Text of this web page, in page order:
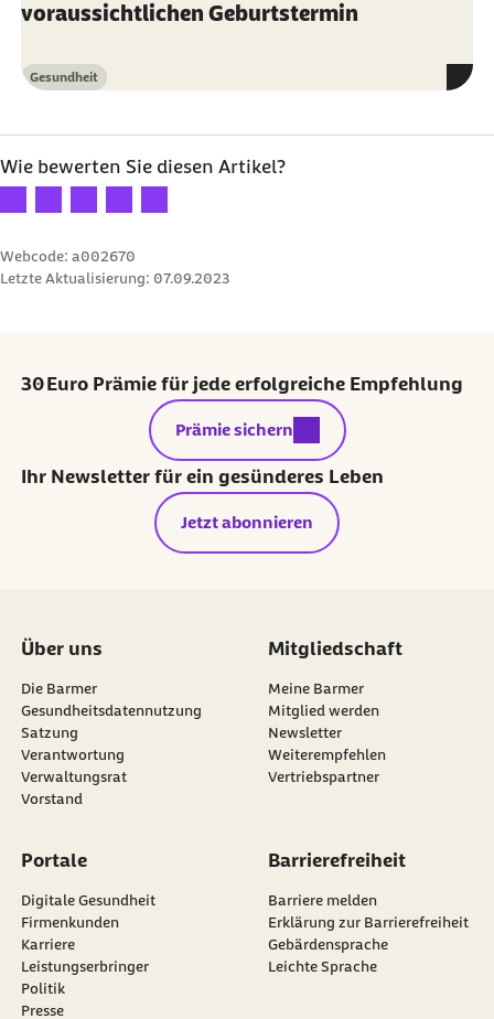
voraussichtlichen Geburtstermin
Kategorie
Gesundheit
Wie bewerten Sie diesen Artikel?
Ihre Bewertung: 1 Stern
Ihre Bewertung: 2 Sterne
Ihre Bewertung: 3 Sterne
Ihre Bewertung: 4 Sterne
Ihre Bewertung: 5 Sterne
Webcode: a002670
Letzte Aktualisierung: 07.09.2023
30 Euro Prämie für jede erfolgreiche Empfehlung
externer Link:
Prämie sichern
Ihr Newsletter für ein gesünderes Leben
Jetzt abonnieren
Über uns
Die Barmer
Gesundheitsdatennutzung
Satzung
Verantwortung
Verwaltungsrat
Vorstand
Mitgliedschaft
Meine Barmer
Mitglied werden
Newsletter
externer Link:
Weiterempfehlen
Vertriebspartner
Portale
Digitale Gesundheit
Firmenkunden
Karriere
Leistungserbringer
Politik
Presse
Barrierefreiheit
Barriere melden
Erklärung zur Barrierefreiheit
Gebärdensprache
Leichte Sprache